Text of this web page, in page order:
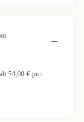
54,00 € pro